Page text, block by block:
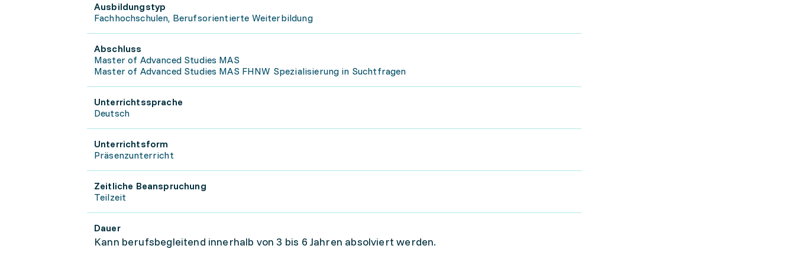
Ausbildungstyp
Fachhochschulen, Berufsorientierte Weiterbildung
Abschluss
Master of Advanced Studies MAS
Master of Advanced Studies MAS FHNW Spezialisierung in Suchtfragen
Unterrichtssprache
Deutsch
Unterrichtsform
Präsenzunterricht
Zeitliche Beanspruchung
Teilzeit
Dauer
Kann berufsbegleitend innerhalb von 3 bis 6 Jahren absolviert werden.